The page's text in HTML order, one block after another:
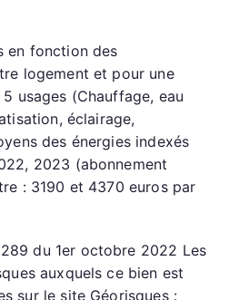
en fonction des
logement et pour une
usages (Chauffage, eau
éclairage,
des énergies indexés
2023 (abonnement
: 3190 et 4370 euros par
du 1er octobre 2022 Les
auxquels ce bien est
sur le site Géorisques :